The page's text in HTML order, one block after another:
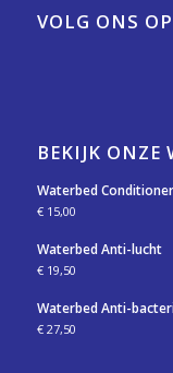
VOLG ONS
BEKIJK ONZE
Waterbed
€15,00
Waterbed Anti-lucht
€19,50
Waterbed Anti-
€27,50